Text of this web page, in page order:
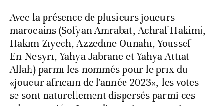
Avec la présence de plusieurs joueurs
marocains (Sofyan Amrabat, Achraf Hakimi,
Hakim Ziyech, Azzedine Ounahi, Youssef
En-Nesyri, Yahya Jabrane et Yahya Attiat-
Allah) parmi les nommés pour le prix du
«joueur africain de l'année 2023», les votes
se sont naturellement dispersés parmi ces